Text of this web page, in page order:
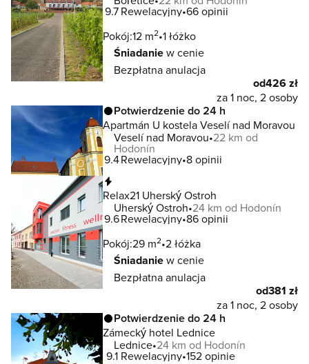
9.7Rewelacyjny 66 opinii
Pokój:12 m2 1 łóżko
Śniadaniew cenie
Bezpłatna anulacja
od426 zł
za 1 noc, 2 osoby
Potwierdzenie do 24 h
Apartmán U kostela Veselí nad Moravou
Veselí nad Moravou 22 km od
Hodonín
9.4Rewelacyjny 8 opinii
Relax21 Uherský Ostroh
Uherský Ostroh 24 km od Hodonín
9.6Rewelacyjny 86 opinii
Pokój:29 m2 2 łóżka
Śniadaniew cenie
Bezpłatna anulacja
od381 zł
za 1 noc, 2 osoby
Potwierdzenie do 24 h
Zámecký hotel Lednice
Lednice 24 km od Hodonín
9.1 Rewelacyjny 152 opinie